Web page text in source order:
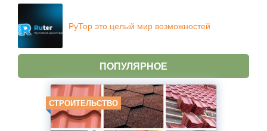
РуТор это целый мир возможностей
ПОПУЛЯРНОЕ
СТРОИТЕЛЬСТВО